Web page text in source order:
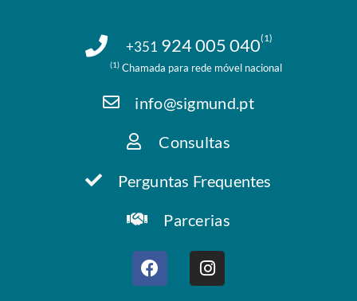
+351 924 005 040(1)
(1) Chamada para rede móvel nacional
info@sigmund.pt
Consultas
Perguntas Frequentes
Parcerias